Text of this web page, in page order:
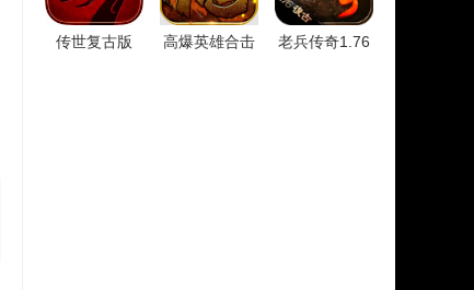
传世复古版 高爆英雄合击 老兵传奇1.76